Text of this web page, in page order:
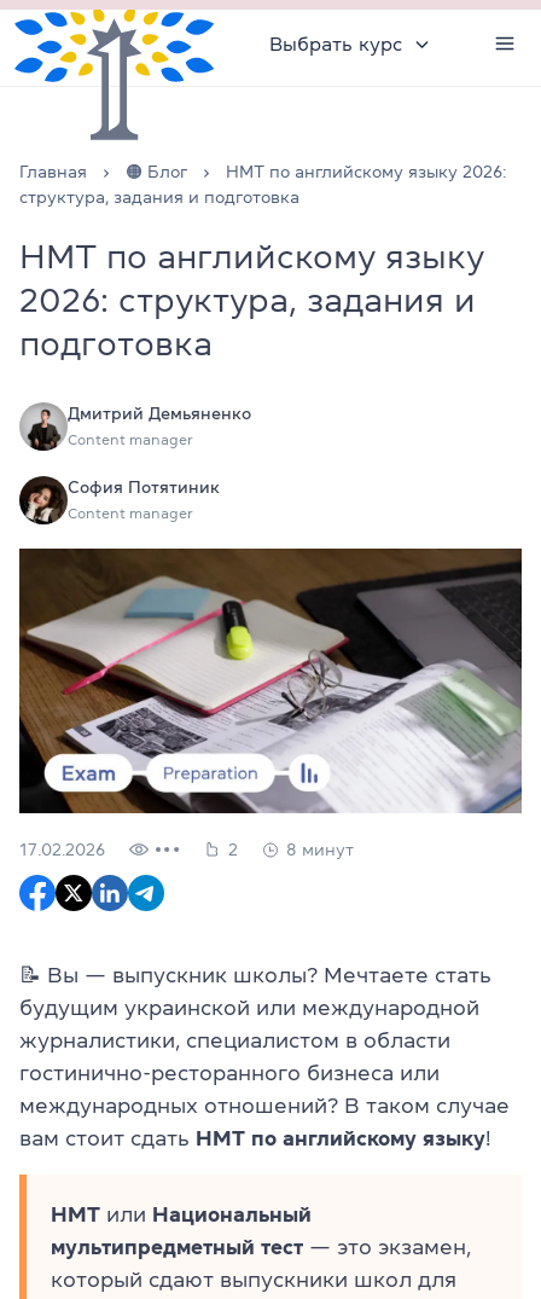
Выбрать курс
Главная 🟠 Блог
НМТ по английскому языку 2026:
структура, задания и подготовка
НМТ по английскому языку
2026: структура, задания и
подготовка
Дмитрий Демьяненко
Content manager
София Потятиник
Content manager
17.02.2026 2 8 минут
📝 Вы — выпускник школы? Мечтаете стать
будущим украинской или международной
журналистики, специалистом в области
гостинично-ресторанного бизнеса или
международных отношений? В таком случае
вам стоит сдать НМТ по английскому языку!
НМТ или Национальный
мультипредметный тест — это экзамен,
который сдают выпускники школ для